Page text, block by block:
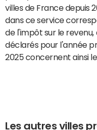
villes de France depuis
dans ce service
de l'impôt sur le
déclarés pour l'année
2025 concernent ainsi
Les autres villes